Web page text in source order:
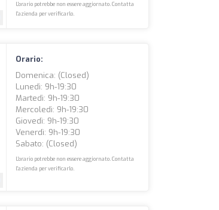
L'orario potrebbe non essere aggiornato. Contatta
l'azienda per verificarlo.
Orario:
Domenica: (closed)
Lunedì: 9h-19:30
Martedì: 9h-19:30
Mercoledì: 9h-19:30
Giovedì: 9h-19:30
Venerdì: 9h-19:30
Sabato: (closed)
L'orario potrebbe non essere aggiornato. Contatta
l'azienda per verificarlo.